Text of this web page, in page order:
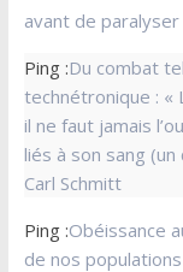
avant de
Ping :Du combat
technétronique : «
il ne faut jamais
liés à son sang
Carl Schmitt
Ping :Obéissance
de nos